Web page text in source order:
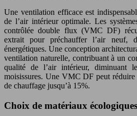
Une ventilation efficace est
de l’air intérieur optimale. Les
contrôlée double flux (VMC DF)
extrait pour préchauffer l’air neuf,
énergétiques. Une conception
ventilation naturelle, contribuant à un
qualité de l’air intérieur, diminuant
moisissures. Une VMC DF peut réduire
de chauffage jusqu’à 15%.
Choix de matériaux